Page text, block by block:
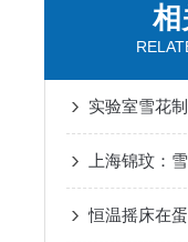
相
实验室雪花
恒温摇床在